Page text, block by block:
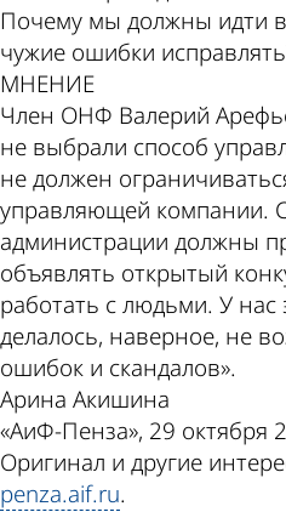
Почему мы должны идти в
чужие ошибки
МНЕНИЕ
Член ОНФ Валерий
не выбрали способ
не должен
управляющей компании.
администрации должны
объявлять открытый
работать с людьми. У нас
делалось, наверное, не
ошибок и скандалов».
Арина Акишина
«АиФ-Пенза», 29 октября
Оригинал и другие
penza.aif.ru.